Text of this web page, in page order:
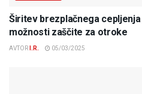
Širitev brezplačnega
možnosti zaščite za otroke
AVTOR I.R. 05/03/2025